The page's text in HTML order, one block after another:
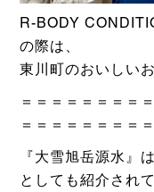
R-BODY
の際は、
東川町のおいしい
＝＝＝＝＝＝＝＝
＝＝＝＝＝＝＝＝
『大雪旭岳源水』
としても紹介され